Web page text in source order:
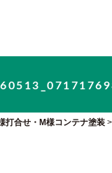
打合せ・M様コンテナ塗装>